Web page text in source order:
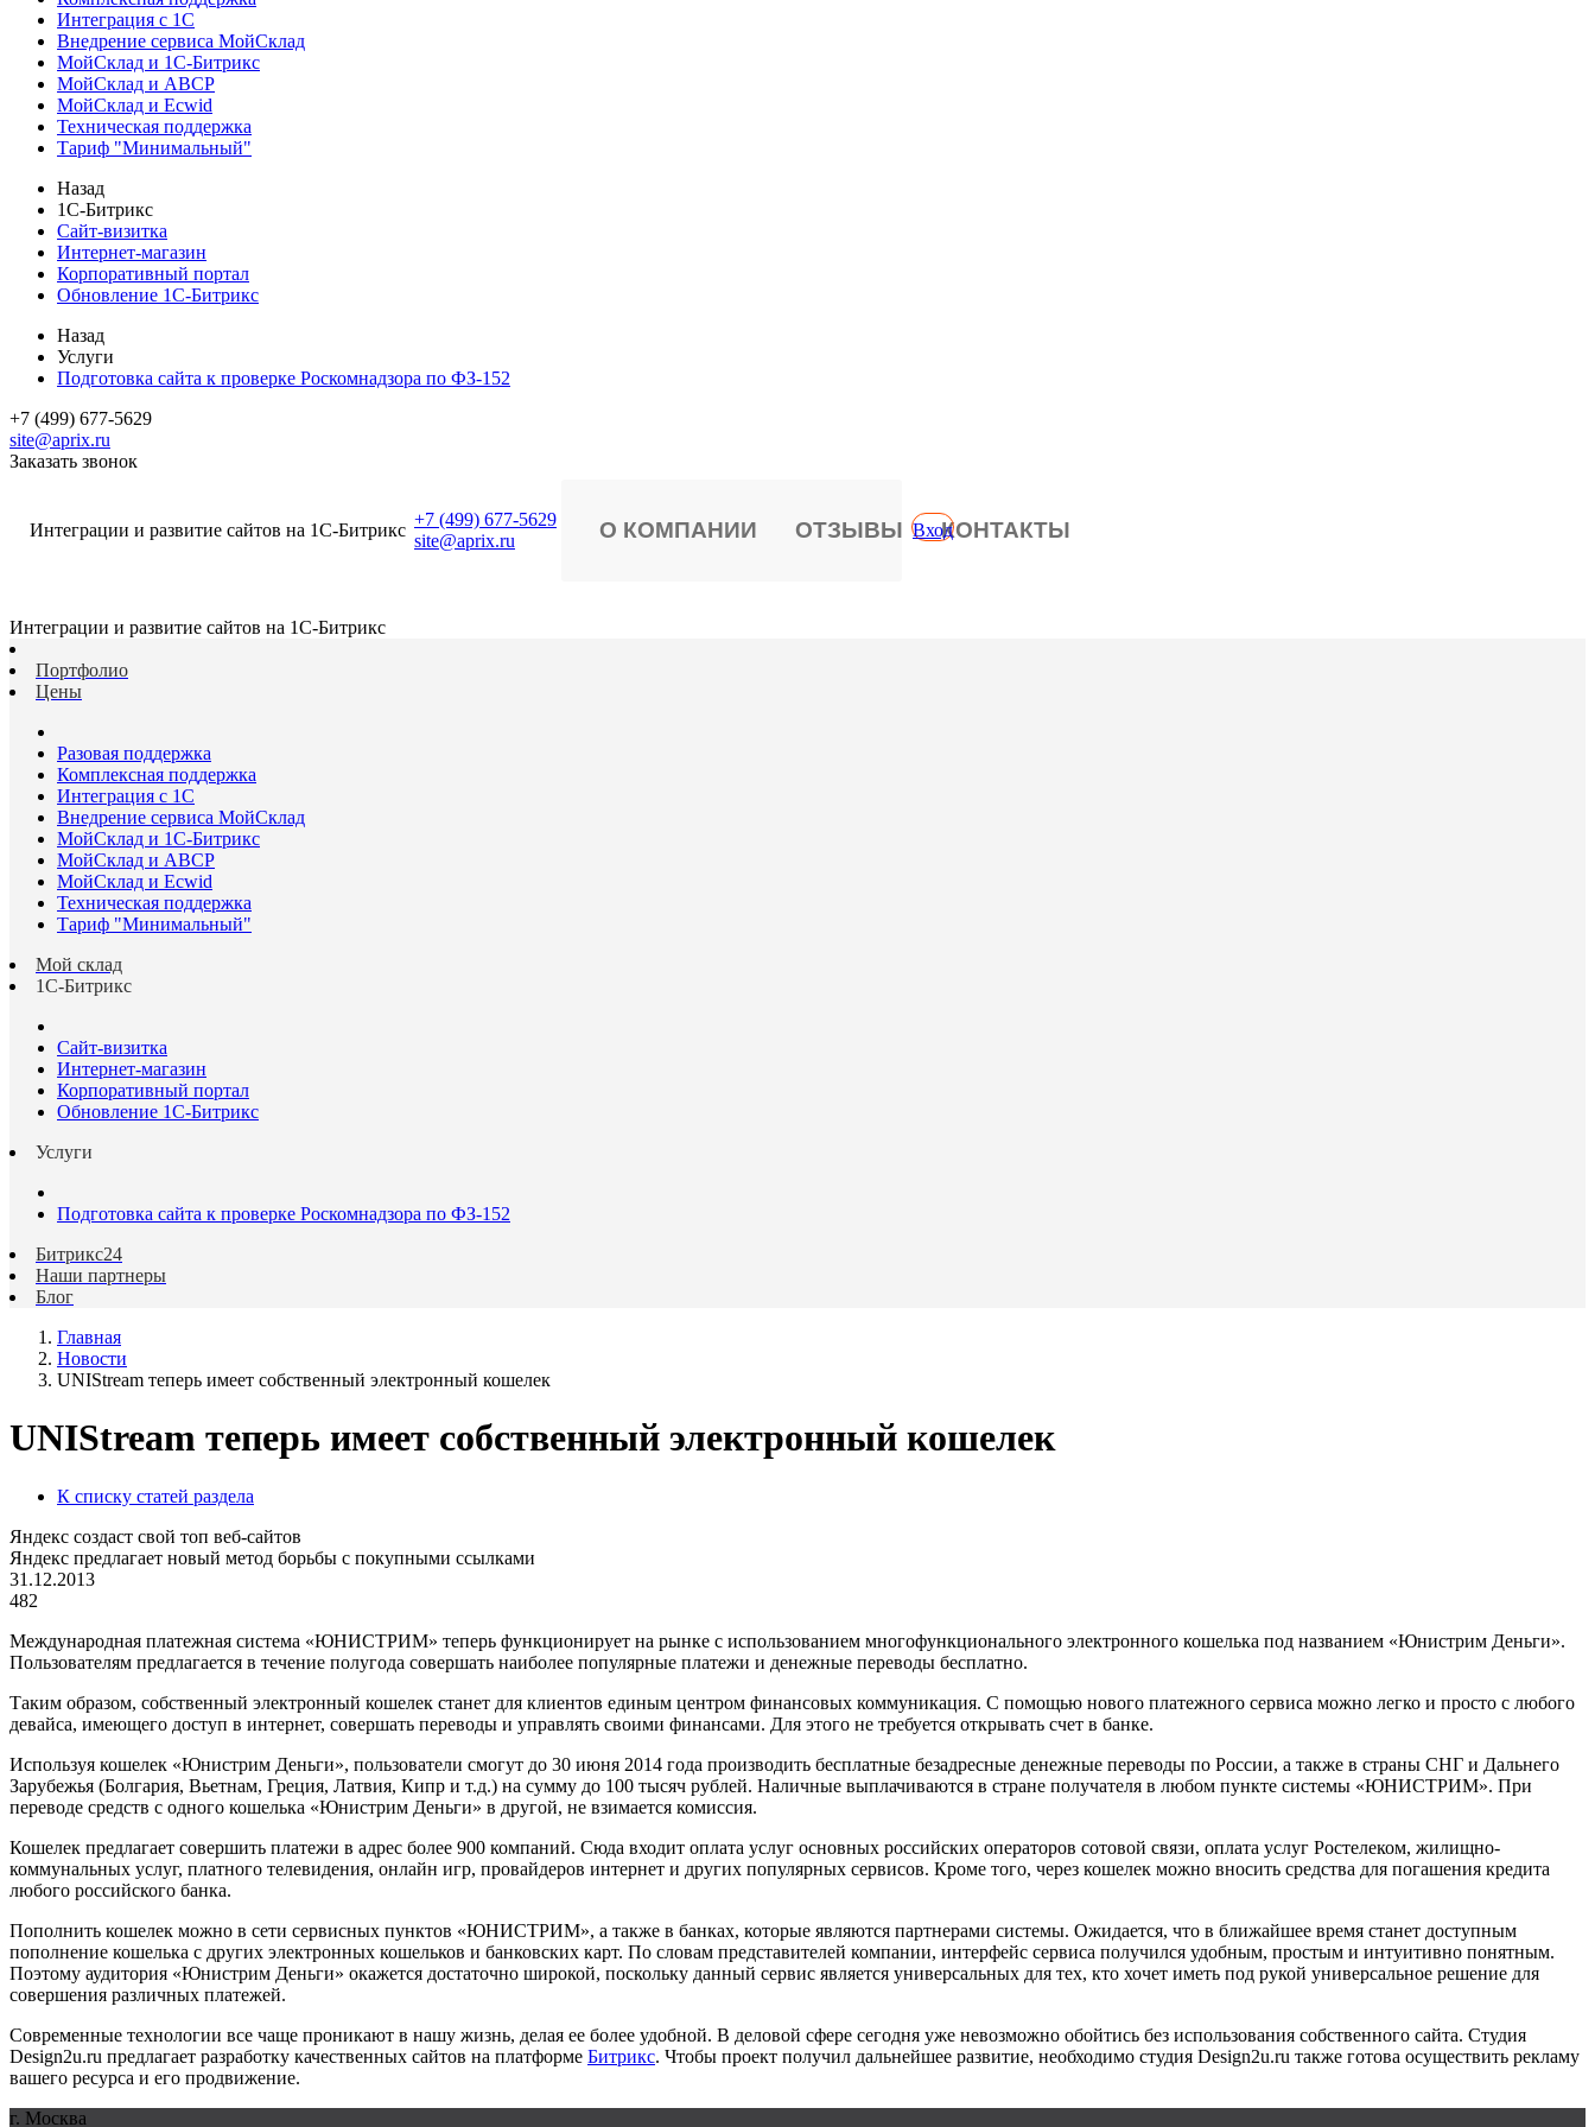
Интеграция с 1С
Внедрение сервиса МойСклад
МойСклад и 1С-Битрикс
МойСклад и ABCP
МойСклад и Ecwid
Техническая поддержка
Тариф "Минимальный"
Назад
1С-Битрикс
Сайт-визитка
Интернет-магазин
Корпоративный портал
Обновление 1С-Битрикс
Назад
Услуги
Подготовка сайта к проверке Роскомнадзора по ФЗ-152
+7 (499) 677-5629
site@aprix.ru
Заказать звонок
Интеграции и развитие сайтов на 1С-Битрикс
+7 (499) 677-5629
site@aprix.ru
О КОМПАНИИ ОТЗЫВЫ КОНТАКТЫ
Вход
Интеграции и развитие сайтов на 1С-Битрикс
Портфолио
Цены
Разовая поддержка
Комплексная поддержка
Интеграция с 1С
Внедрение сервиса МойСклад
МойСклад и 1С-Битрикс
МойСклад и ABCP
МойСклад и Ecwid
Техническая поддержка
Тариф "Минимальный"
Мой склад
1С-Битрикс
Сайт-визитка
Интернет-магазин
Корпоративный портал
Обновление 1С-Битрикс
Услуги
Подготовка сайта к проверке Роскомнадзора по ФЗ-152
Битрикс24
Наши партнеры
Блог
Главная
Новости
UNIStream теперь имеет собственный электронный кошелек
UNIStream теперь имеет собственный электронный кошелек
К списку статей раздела
Яндекс создаст свой топ веб-сайтов
Яндекс предлагает новый метод борьбы с покупными ссылками
31.12.2013
482
Международная платежная система «ЮНИСТРИМ» теперь функционирует на рынке с использованием многофункционального электронного кошелька под названием «Юнистрим Деньги».
Пользователям предлагается в течение полугода совершать наиболее популярные платежи и денежные переводы бесплатно.
Таким образом, собственный электронный кошелек станет для клиентов единым центром финансовых коммуникация. С помощью нового платежного сервиса можно легко и просто с любого
девайса, имеющего доступ в интернет, совершать переводы и управлять своими финансами. Для этого не требуется открывать счет в банке.
Используя кошелек «Юнистрим Деньги», пользователи смогут до 30 июня 2014 года производить бесплатные безадресные денежные переводы по России, а также в страны СНГ и Дальнего
Зарубежья (Болгария, Вьетнам, Греция, Латвия, Кипр и т.д.) на сумму до 100 тысяч рублей. Наличные выплачиваются в стране получателя в любом пункте системы «ЮНИСТРИМ». При
переводе средств с одного кошелька «Юнистрим Деньги» в другой, не взимается комиссия.
Кошелек предлагает совершить платежи в адрес более 900 компаний. Сюда входит оплата услуг основных российских операторов сотовой связи, оплата услуг Ростелеком, жилищно-
коммунальных услуг, платного телевидения, онлайн игр, провайдеров интернет и других популярных сервисов. Кроме того, через кошелек можно вносить средства для погашения кредита
любого российского банка.
Пополнить кошелек можно в сети сервисных пунктов «ЮНИСТРИМ», а также в банках, которые являются партнерами системы. Ожидается, что в ближайшее время станет доступным
пополнение кошелька с других электронных кошельков и банковских карт. По словам представителей компании, интерфейс сервиса получился удобным, простым и интуитивно понятным.
Поэтому аудитория «Юнистрим Деньги» окажется достаточно широкой, поскольку данный сервис является универсальных для тех, кто хочет иметь под рукой универсальное решение для
совершения различных платежей.
Современные технологии все чаще проникают в нашу жизнь, делая ее более удобной. В деловой сфере сегодня уже невозможно обойтись без использования собственного сайта. Студия
Design2u.ru предлагает разработку качественных сайтов на платформе Битрикс. Чтобы проект получил дальнейшее развитие, необходимо студия Design2u.ru также готова осуществить рекламу
вашего ресурса и его продвижение.
г. Москва